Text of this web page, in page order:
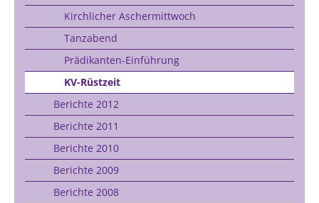
Kirchlicher Aschermittwoch
Tanzabend
Prädikanten-Einführung
KV-Rüstzeit
Berichte 2012
Berichte 2011
Berichte 2010
Berichte 2009
Berichte 2008